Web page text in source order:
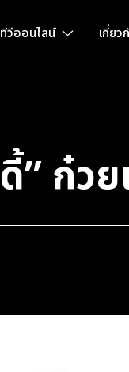
ทีวีออนไลน์ เกี่ยว
” ก๋ว